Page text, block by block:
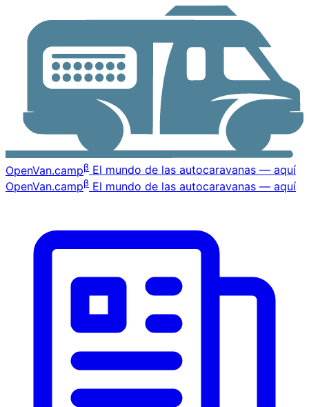
OpenVan.campβ El mundo de las autocaravanas — aquí
OpenVan.campβ El mundo de las autocaravanas — aquí